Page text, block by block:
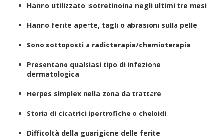
Hanno utilizzato isotretinoina negli ultimi tre mesi
Hanno ferite aperte, tagli o abrasioni sulla pelle
Sono sottoposti a radioterapia/chemioterapia
Presentano qualsiasi tipo di infezione
dermatologica
Herpes simplex nella zona da trattare
Storia di cicatrici ipertrofiche o cheloidi
Difficoltà della guarigione delle ferite